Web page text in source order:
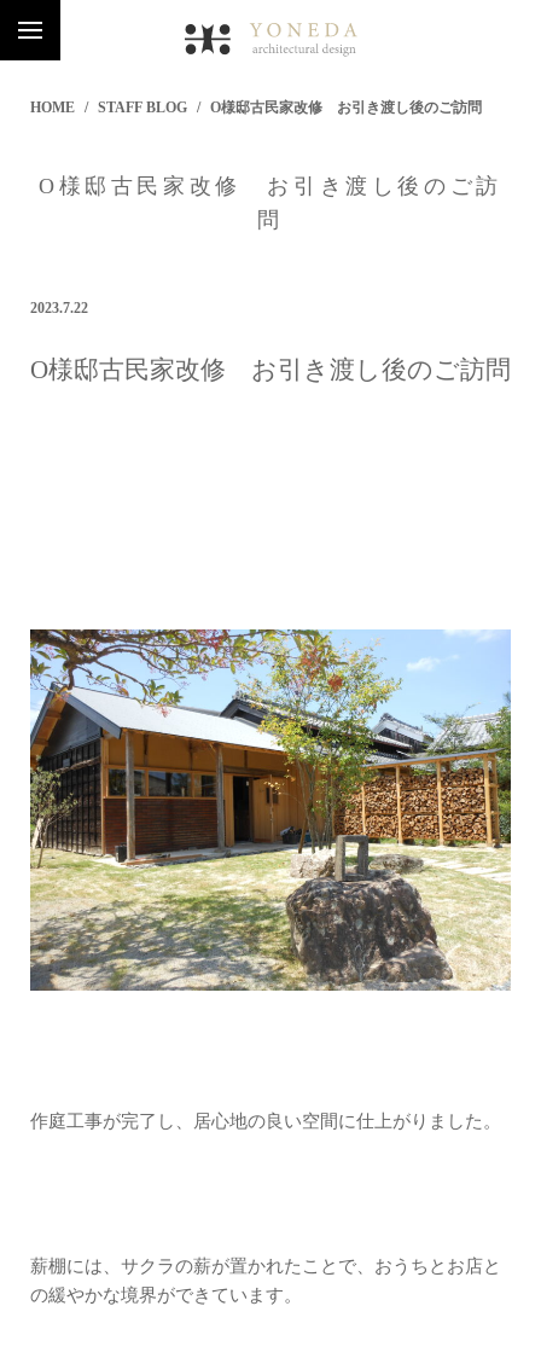
HOME STAFF BLOG O様邸古民家改修 お引き渡し後のご訪問
O様邸古民家改修 お引き渡し後のご訪
問
2023.7.22
O様邸古民家改修 お引き渡し後のご訪問
作庭工事が完了し、居心地の良い空間に仕上がりました。
薪棚には、サクラの薪が置かれたことで、おうちとお店と
の緩やかな境界ができています。